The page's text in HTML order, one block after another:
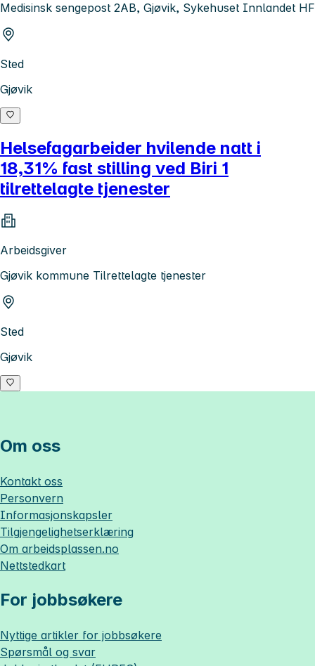
Medisinsk sengepost 2AB, Gjøvik, Sykehuset Innlandet HF
Sted
Gjøvik
Helsefagarbeider hvilende natt i
18,31% fast stilling ved Biri 1
tilrettelagte tjenester
Arbeidsgiver
Gjøvik kommune Tilrettelagte tjenester
Sted
Gjøvik
Om oss
Kontakt oss
Personvern
Informasjonskapsler
Tilgjengelighetserklæring
Om arbeidsplassen.no
Nettstedkart
For jobbsøkere
Nyttige artikler for jobbsøkere
Spørsmål og svar